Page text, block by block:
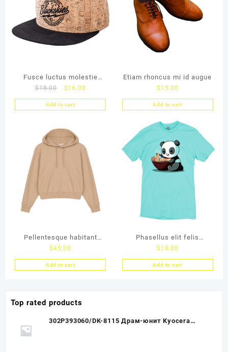
Fusce luctus molestie
lacus
$18.00 $16.00
Add to cart
Etiam rhoncus mi id augue
$ 15.00
Add to cart
Pellentesque habitant
morb
$45.00
Add to cart
Phasellus elit felis
vulputate
$ 18.00
Add to cart
Top rated products
302P393060/DK-8115 Драм-юнит Kyocera